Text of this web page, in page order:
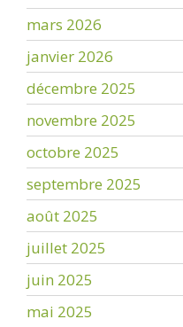
mars 2026
janvier 2026
décembre 2025
novembre 2025
octobre 2025
septembre 2025
août 2025
juillet 2025
juin 2025
mai 2025